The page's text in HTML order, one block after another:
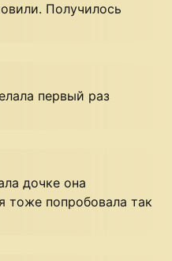
Получилось
первый раз
дочке она
тоже попробовала так